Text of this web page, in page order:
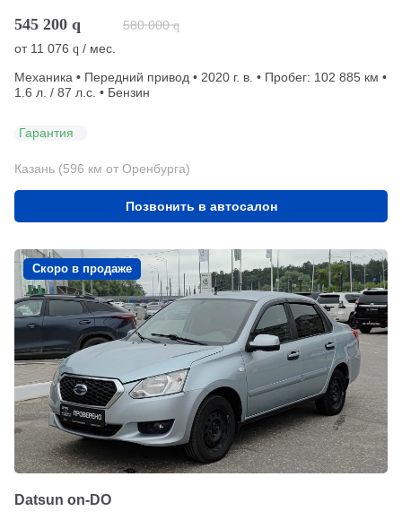
545 200 q 580 000 q
от 11 076 q / мес.
Механика • Передний привод • 2020 г. в. • Пробег: 102 885 км •
1.6 л. / 87 л.с. • Бензин
Гарантия
Казань (596 км от Оренбурга)
Позвонить в автосалон
Скоро в продаже
Datsun on-DO